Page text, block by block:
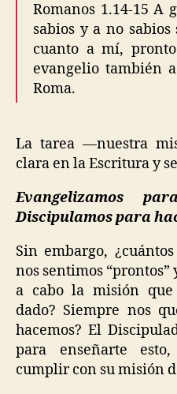
Romanos 1.14-15 A
sabios y a no
cuanto a mí,
evangelio también
Roma.
La tarea —nuestra
clara en la Escritura y
Evangelizamos
Discipulamos para
Sin embargo,
nos sentimos
a cabo la misión
dado? Siempre nos
hacemos? El
para enseñarte
cumplir con su misión